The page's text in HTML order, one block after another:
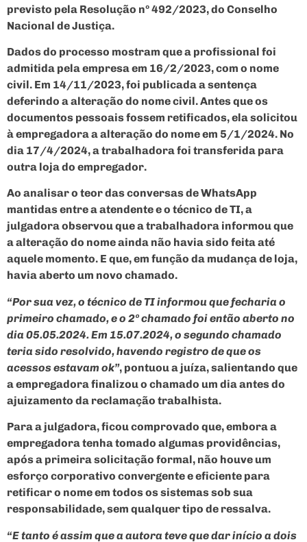
previsto pela Resolução nº 492/2023, do Conselho
Nacional de Justiça.
Dados do processo mostram que a profissional foi
admitida pela empresa em 16/2/2023, com o nome
civil. Em 14/11/2023, foi publicada a sentença
deferindo a alteração do nome civil. Antes que os
documentos pessoais fossem retificados, ela solicitou
à empregadora a alteração do nome em 5/1/2024. No
dia 17/4/2024, a trabalhadora foi transferida para
outra loja do empregador.
Ao analisar o teor das conversas de WhatsApp
mantidas entre a atendente e o técnico de TI, a
julgadora observou que a trabalhadora informou que
a alteração do nome ainda não havia sido feita até
aquele momento. E que, em função da mudança de loja,
havia aberto um novo chamado.
“Por sua vez, o técnico de TI informou que fecharia o
primeiro chamado, e o 2º chamado foi então aberto no
dia 05.05.2024. Em 15.07.2024, o segundo chamado
teria sido resolvido, havendo registro de que os
acessos estavam ok”, pontuou a juíza, salientando que
a empregadora finalizou o chamado um dia antes do
ajuizamento da reclamação trabalhista.
Para a julgadora, ficou comprovado que, embora a
empregadora tenha tomado algumas providências,
após a primeira solicitação formal, não houve um
esforço corporativo convergente e eficiente para
retificar o nome em todos os sistemas sob sua
responsabilidade, sem qualquer tipo de ressalva.
“E tanto é assim que a autora teve que dar início a dois